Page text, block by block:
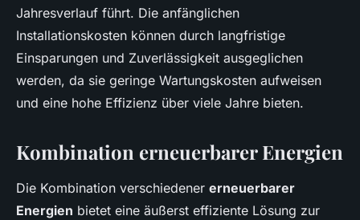
Jahresverlauf führt. Die anfänglichen
Installationskosten können durch langfristige
Einsparungen und Zuverlässigkeit ausgeglichen
werden, da sie geringe Wartungskosten aufweisen
und eine hohe Effizienz über viele Jahre bieten.
Kombination erneuerbarer Energien
Die Kombination verschiedener erneuerbarer
Energien bietet eine äußerst effiziente Lösung zur